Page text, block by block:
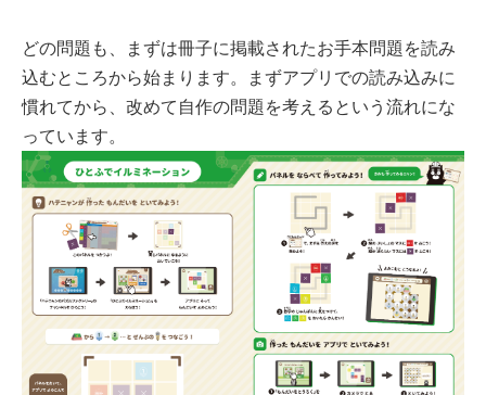
どの問題も、まずは冊子に掲載されたお手本問題を読み
込むところから始まります。まずアプリでの読み込みに
慣れてから、改めて自作の問題を考えるという流れにな
っています。